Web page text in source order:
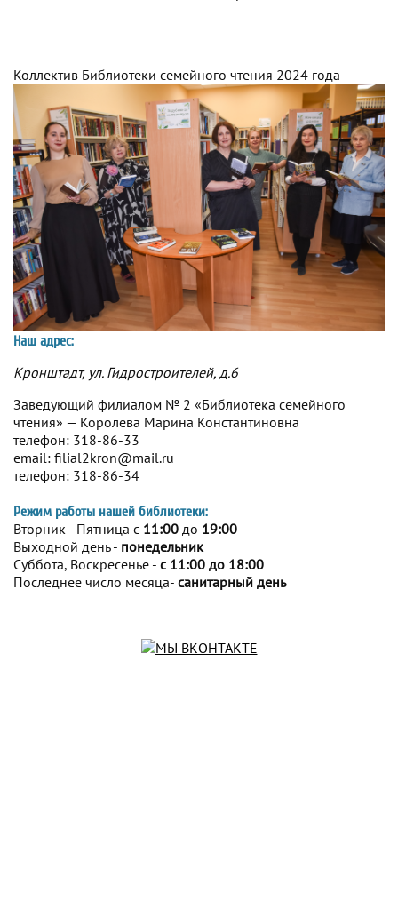
Коллектив Библиотеки семейного чтения 2024 года
Наш адрес:
Кронштадт, ул. Гидростроителей, д.6
Заведующий филиалом № 2 «Библиотека семейного
чтения» — Королёва Марина Константиновна
телефон: 318-86-33
email: filial2kron@mail.ru
телефон: 318-86-34
Режим работы нашей библиотеки:
Вторник - Пятница с 11:00 до 19:00
Выходной день - понедельник
Суббота, Воскресенье - с 11:00 до 18:00
Последнее число месяца- санитарный день